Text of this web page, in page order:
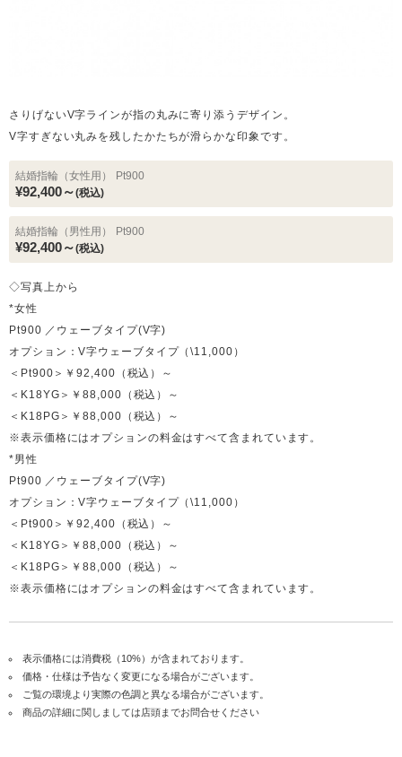
さりげないV字ラインが指の丸みに寄り添うデザイン。
V字すぎない丸みを残したかたちが滑らかな印象です。
結婚指輪（女性用） Pt900
¥92,400～(税込)
結婚指輪（男性用） Pt900
¥92,400～(税込)
◇写真上から
*女性
Pt900 ／ウェーブタイプ(V字)
オプション：V字ウェーブタイプ（\11,000）
＜Pt900＞￥92,400（税込）～
＜K18YG＞￥88,000（税込）～
＜K18PG＞￥88,000（税込）～
※表示価格にはオプションの料金はすべて含まれています。
*男性
Pt900 ／ウェーブタイプ(V字)
オプション：V字ウェーブタイプ（\11,000）
＜Pt900＞￥92,400（税込）～
＜K18YG＞￥88,000（税込）～
＜K18PG＞￥88,000（税込）～
※表示価格にはオプションの料金はすべて含まれています。
表示価格には消費税（10%）が含まれております。
価格・仕様は予告なく変更になる場合がございます。
ご覧の環境より実際の色調と異なる場合がございます。
商品の詳細に関しましては店頭までお問合せください